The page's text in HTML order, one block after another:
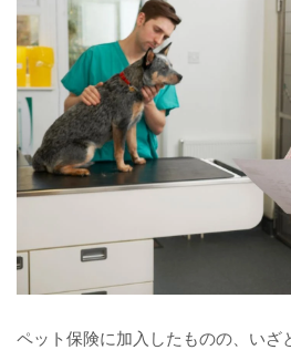
ペット保険に加入したものの、いざ